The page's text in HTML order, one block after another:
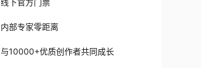
线下官方门票
内部专家零距离
与10000+优质创作者共同成长